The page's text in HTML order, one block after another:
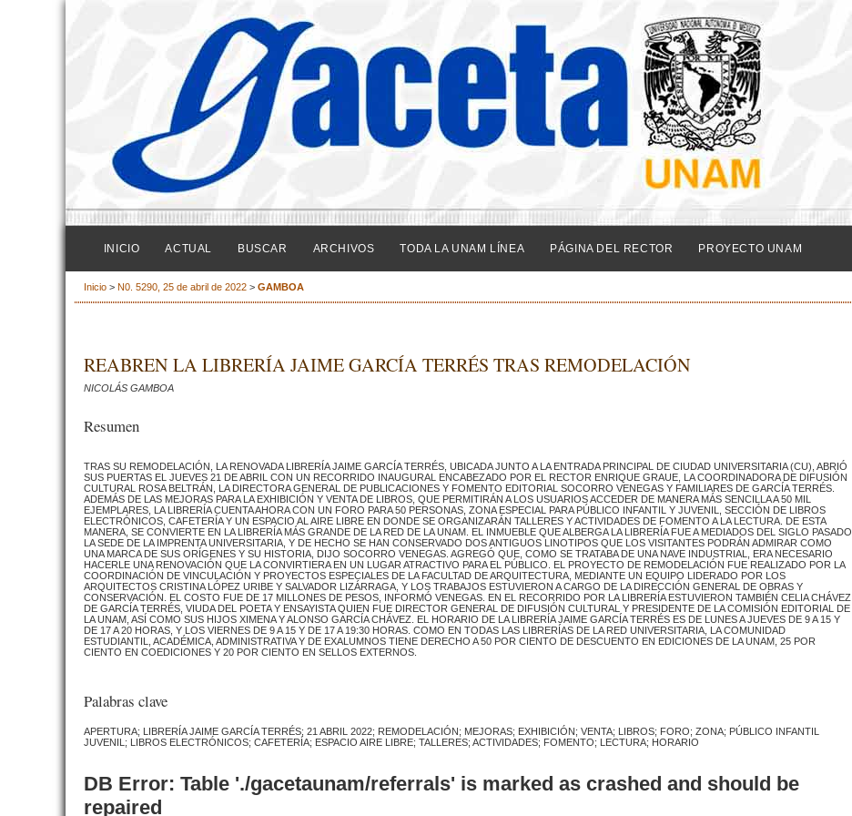
INICIO ACTUAL BUSCAR ARCHIVOS TODA LA UNAM LÍNEA PÁGINA DEL RECTOR PROYECTO UNAM
Inicio > N0. 5290, 25 de abril de 2022 > GAMBOA
REABREN LA LIBRERÍA JAIME GARCÍA TERRÉS TRAS REMODELACIÓN
NICOLÁS GAMBOA
Resumen
TRAS SU REMODELACIÓN, LA RENOVADA LIBRERÍA JAIME GARCÍA TERRÉS, UBICADA JUNTO A LA ENTRADA PRINCIPAL DE CIUDAD UNIVERSITARIA (CU), ABRIÓ
SUS PUERTAS EL JUEVES 21 DE ABRIL CON UN RECORRIDO INAUGURAL ENCABEZADO POR EL RECTOR ENRIQUE GRAUE, LA COORDINADORA DE DIFUSIÓN
CULTURAL ROSA BELTRÁN, LA DIRECTORA GENERAL DE PUBLICACIONES Y FOMENTO EDITORIAL SOCORRO VENEGAS Y FAMILIARES DE GARCÍA TERRÉS.
ADEMÁS DE LAS MEJORAS PARA LA EXHIBICIÓN Y VENTA DE LIBROS, QUE PERMITIRÁN A LOS USUARIOS ACCEDER DE MANERA MÁS SENCILLA A 50 MIL
EJEMPLARES, LA LIBRERÍA CUENTA AHORA CON UN FORO PARA 50 PERSONAS, ZONA ESPECIAL PARA PÚBLICO INFANTIL Y JUVENIL, SECCIÓN DE LIBROS
ELECTRÓNICOS, CAFETERÍA Y UN ESPACIO AL AIRE LIBRE EN DONDE SE ORGANIZARÁN TALLERES Y ACTIVIDADES DE FOMENTO A LA LECTURA. DE ESTA
MANERA, SE CONVIERTE EN LA LIBRERÍA MÁS GRANDE DE LA RED DE LA UNAM. EL INMUEBLE QUE ALBERGA LA LIBRERÍA FUE A MEDIADOS DEL SIGLO PASADO
LA SEDE DE LA IMPRENTA UNIVERSITARIA, Y DE HECHO SE HAN CONSERVADO DOS ANTIGUOS LINOTIPOS QUE LOS VISITANTES PODRÁN ADMIRAR COMO
UNA MARCA DE SUS ORÍGENES Y SU HISTORIA, DIJO SOCORRO VENEGAS. AGREGÓ QUE, COMO SE TRATABA DE UNA NAVE INDUSTRIAL, ERA NECESARIO
HACERLE UNA RENOVACIÓN QUE LA CONVIRTIERA EN UN LUGAR ATRACTIVO PARA EL PÚBLICO. EL PROYECTO DE REMODELACIÓN FUE REALIZADO POR LA
COORDINACIÓN DE VINCULACIÓN Y PROYECTOS ESPECIALES DE LA FACULTAD DE ARQUITECTURA, MEDIANTE UN EQUIPO LIDERADO POR LOS
ARQUITECTOS CRISTINA LÓPEZ URIBE Y SALVADOR LIZÁRRAGA, Y LOS TRABAJOS ESTUVIERON A CARGO DE LA DIRECCIÓN GENERAL DE OBRAS Y
CONSERVACIÓN. EL COSTO FUE DE 17 MILLONES DE PESOS, INFORMÓ VENEGAS. EN EL RECORRIDO POR LA LIBRERÍA ESTUVIERON TAMBIÉN CELIA CHÁVEZ
DE GARCÍA TERRÉS, VIUDA DEL POETA Y ENSAYISTA QUIEN FUE DIRECTOR GENERAL DE DIFUSIÓN CULTURAL Y PRESIDENTE DE LA COMISIÓN EDITORIAL DE
LA UNAM, ASÍ COMO SUS HIJOS XIMENA Y ALONSO GARCÍA CHÁVEZ. EL HORARIO DE LA LIBRERÍA JAIME GARCÍA TERRÉS ES DE LUNES A JUEVES DE 9 A 15 Y
DE 17 A 20 HORAS, Y LOS VIERNES DE 9 A 15 Y DE 17 A 19:30 HORAS. COMO EN TODAS LAS LIBRERÍAS DE LA RED UNIVERSITARIA, LA COMUNIDAD
ESTUDIANTIL, ACADÉMICA, ADMINISTRATIVA Y DE EXALUMNOS TIENE DERECHO A 50 POR CIENTO DE DESCUENTO EN EDICIONES DE LA UNAM, 25 POR
CIENTO EN COEDICIONES Y 20 POR CIENTO EN SELLOS EXTERNOS.
Palabras clave
APERTURA; LIBRERÍA JAIME GARCÍA TERRÉS; 21 ABRIL 2022; REMODELACIÓN; MEJORAS; EXHIBICIÓN; VENTA; LIBROS; FORO; ZONA; PÚBLICO INFANTIL
JUVENIL; LIBROS ELECTRÓNICOS; CAFETERÍA; ESPACIO AIRE LIBRE; TALLERES; ACTIVIDADES; FOMENTO; LECTURA; HORARIO
DB Error: Table './gacetaunam/referrals' is marked as crashed and should be
repaired